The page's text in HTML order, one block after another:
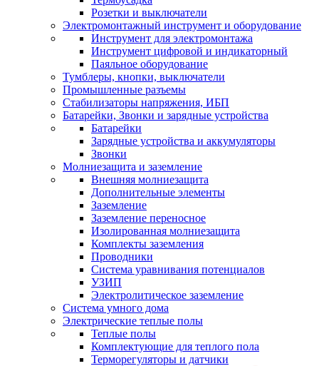
Розетки и выключатели
Электромонтажный инструмент и оборудование
Инструмент для электромонтажа
Инструмент цифровой и индикаторный
Паяльное оборудование
Тумблеры, кнопки, выключатели
Промышленные разъемы
Стабилизаторы напряжения, ИБП
Батарейки, Звонки и зарядные устройства
Батарейки
Зарядные устройства и аккумуляторы
Звонки
Молниезащита и заземление
Внешняя молниезащита
Дополнительные элементы
Заземление
Заземление переносное
Изолированная молниезащита
Комплекты заземления
Проводники
Система уравнивания потенциалов
УЗИП
Электролитическое заземление
Система умного дома
Электрические теплые полы
Теплые полы
Комплектующие для теплого пола
Терморегуляторы и датчики